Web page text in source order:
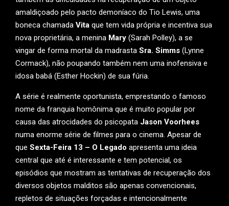
amaldiçoado pelo pacto demoníaco do Tio Lewis, uma
boneca chamada Vita que tem vida própria e incentiva sua
nova proprietária, a menina Mary (Sarah Polley), a se
vingar de forma mortal da madrasta Sra. Simms (Lynne
Cormack), não poupando também nem uma inofensiva e
idosa babá (Esther Hockin) de sua fúria.
A série é realmente oportunista, emprestando o famoso
nome da franquia homônima que é muito popular por
causa das atrocidades do psicopata Jason Voorhees
numa enorme série de filmes para o cinema. Apesar de
que Sexta-Feira 13 – O Legado apresenta uma ideia
central que até é interessante e tem potencial, os
episódios que mostram as tentativas de recuperação dos
diversos objetos malditos são apenas convencionais,
repletos de situações forçadas e intencionalmente